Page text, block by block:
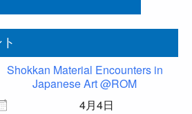
Shokkan Material Encounters in
Japanese Art @ROM
4月4日